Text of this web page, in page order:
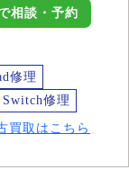
相談・予約
修理
修理
買取はこちら